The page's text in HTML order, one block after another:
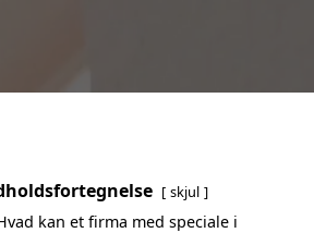
skjul
kan et firma med speciale i